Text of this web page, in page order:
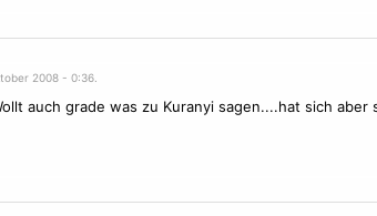
2008 - 0:36.
auch grade was zu Kuranyi sagen....hat sich aber